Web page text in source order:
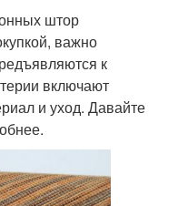
штор
важно
к
включают
и уход. Давайте